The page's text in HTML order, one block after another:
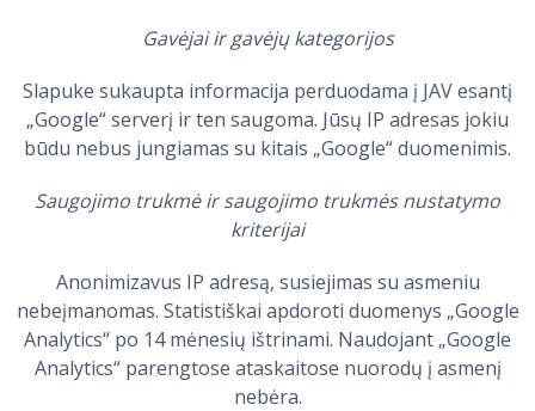
Gavėjai ir gavėjų kategorijos
Slapuke sukaupta informacija perduodama į JAV esantį
„Google“ serverį ir ten saugoma. Jūsų IP adresas jokiu
būdu nebus jungiamas su kitais „Google“ duomenimis.
Saugojimo trukmė ir saugojimo trukmės nustatymo
kriterijai
Anonimizavus IP adresą, susiejimas su asmeniu
nebeįmanomas. Statistiškai apdoroti duomenys „Google
Analytics“ po 14 mėnesių ištrinami. Naudojant „Google
Analytics“ parengtose ataskaitose nuorodų į asmenį
nebėra.